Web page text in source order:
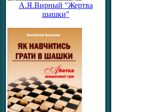
А.Я.Вирный "Жертва
шашки"